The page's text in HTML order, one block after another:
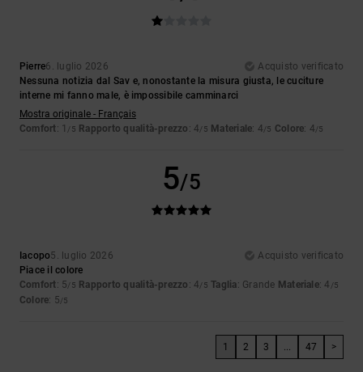
Pierre6. luglio 2026
Acquisto verificato
Nessuna notizia dal Sav e, nonostante la misura giusta, le cuciture
interne mi fanno male, è impossibile camminarci
Mostra originale - Français
Comfort: 1 /5 Rapporto qualità-prezzo : 4/5 Materiale: 4/5 Colore: 4/5
5/5
Iacopo5. luglio 2026
Acquisto verificato
Piace il colore
Comfort: 5/5 Rapporto qualità-prezzo : 4/5 Taglia: Grande Materiale: 4 /5
Colore: 5/5
1 2 3 ... 47 >